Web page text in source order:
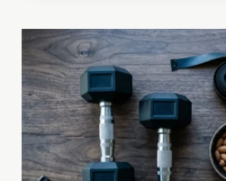
ET
MEILLEURE
ALTERNATIVE